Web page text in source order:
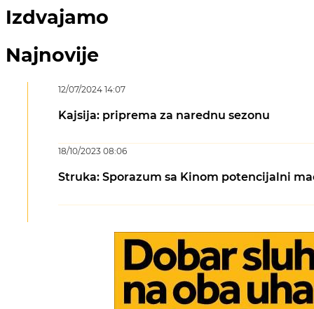
Izdvajamo
Najnovije
Kajsija: priprema za narednu sezonu
12/07/2024 14:07
Struka: Sporazum sa Kinom potencijalni
18/10/2023 08:06